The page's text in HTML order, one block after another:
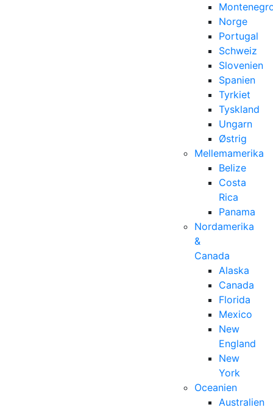
Norge
Portugal
Schweiz
Slovenien
Spanien
Tyrkiet
Tyskland
Ungarn
Østrig
Mellemamerika
Belize
Costa
Rica
Panama
Nordamerika
&
Canada
Alaska
Canada
Florida
Mexico
New
England
New
York
Oceanien
Australien